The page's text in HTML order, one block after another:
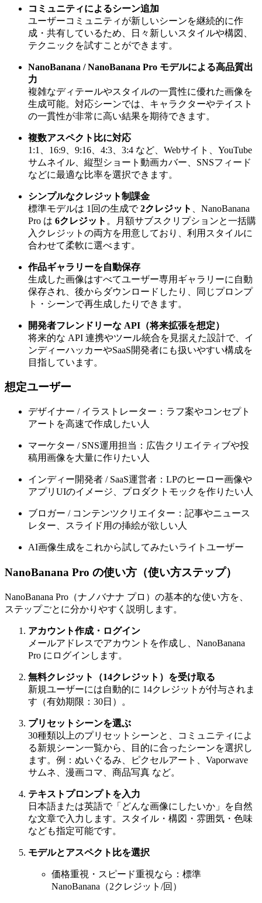
コミュニティによるシーン追加
ユーザーコミュニティが新しいシーンを継続的に作
成・共有しているため、日々新しいスタイルや構図、
テクニックを試すことができます。
NanoBanana / NanoBanana Pro モデルによる高品質出
力
複雑なディテールやスタイルの一貫性に優れた画像を
生成可能。対応シーンでは、キャラクターやテイスト
の一貫性が非常に高い結果を期待できます。
複数アスペクト比に対応
1:1、16:9、9:16、4:3、3:4 など、Webサイト、YouTube
サムネイル、縦型ショート動画カバー、SNSフィード
などに最適な比率を選択できます。
シンプルなクレジット制課金
標準モデルは 1回の生成で2クレジット
、NanoBanana
Pro は 6クレジット 。月額サブスクリプションと一括購
入クレジットの両方を用意しており、利用スタイルに
合わせて柔軟に選べます。
作品ギャラリーを自動保存
生成した画像はすべてユーザー専用ギャラリーに自動
保存され、後からダウンロードしたり、同じプロンプ
ト・シーンで再生成したりできます。
開発者フレンドリーな API（将来拡張を想定）
将来的な API 連携やツール統合を見据えた設計で、イ
ンディーハッカーやSaaS開発者にも扱いやすい構成を
目指しています。
想定ユーザー
デザイナー / イラストレーター：ラフ案やコンセプト
アートを高速で作成したい人
マーケター / SNS運用担当：広告クリエイティブや投
稿用画像を大量に作りたい人
インディー開発者 / SaaS運営者：LPのヒーロー画像や
アプリUIのイメージ、プロダクトモックを作りたい人
ブロガー / コンテンツクリエイター：記事やニュース
レター、スライド用の挿絵が欲しい人
AI画像生成をこれから試してみたいライトユーザー
NanoBanana Pro の使い方（使い方ステップ）
NanoBanana Pro（ナノバナナ プロ）の基本的な使い方を、
ステップごとに分かりやすく説明します。
アカウント作成・ログイン
メールアドレスでアカウントを作成し、NanoBanana
Pro にログインします。
無料クレジット（14クレジット）を受け取る
新規ユーザーには自動的に 14クレジットが付与されま
す（有効期限：30日）。
プリセットシーンを選ぶ
30種類以上のプリセットシーンと、コミュニティによ
る新規シーン一覧から、目的に合ったシーンを選択し
ます。例：ぬいぐるみ、ピクセルアート、Vaporwave
サムネ、漫画コマ、商品写真 など。
テキストプロンプトを入力
日本語または英語で「どんな画像にしたいか」を自然
な文章で入力します。スタイル・構図・雰囲気・色味
なども指定可能です。
モデルとアスペクト比を選択
価格重視・スピード重視なら：標準
NanoBanana（2クレジット/回）